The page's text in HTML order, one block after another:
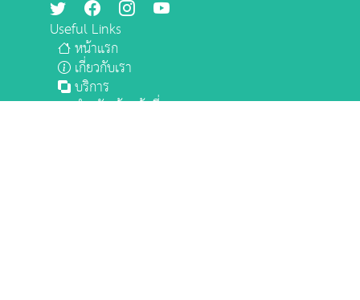
Useful Links
หน้าแรก
เกี่ยวกับเรา
บริการ
สำหรับเจ้าหน้าที่